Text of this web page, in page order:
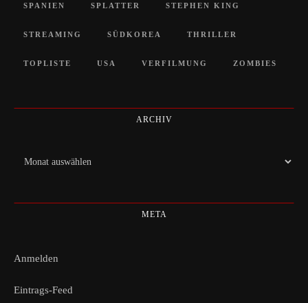
SPANIEN SPLATTER STEPHEN KING
STREAMING SÜDKOREA THRILLER
TOPLISTE USA VERFILMUNG ZOMBIES
ARCHIV
Archiv
META
Anmelden
Eintrags-Feed